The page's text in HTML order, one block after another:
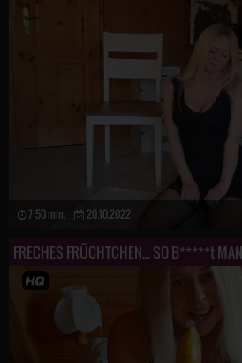
7:50 min. 20.10.2022